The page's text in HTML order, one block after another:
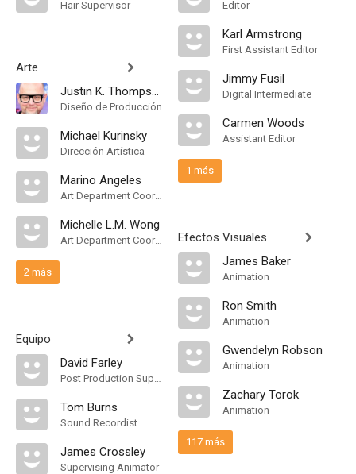
Hair Supervisor
Arte
Justin K. Thompson
Diseño de Producción
Michael Kurinsky
Dirección Artística
Marino Angeles
Art Department Coordinator
Michelle L.M. Wong
Art Department Coordinator
2 más
Equipo
David Farley
Post Production Supervisor
Tom Burns
Sound Recordist
James Crossley
Supervising Animator
Editor
Karl Armstrong
First Assistant Editor
Jimmy Fusil
Digital Intermediate
Carmen Woods
Assistant Editor
1 más
Efectos Visuales
James Baker
Animation
Ron Smith
Animation
Gwendelyn Robson
Animation
Zachary Torok
Animation
117 más